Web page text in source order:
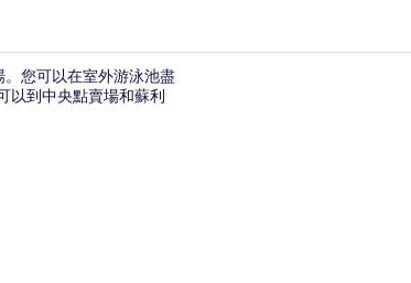
客房, 1 張特大雙人床, 山景 (High Floor) |
您可以在室外游泳池盡
以到中央點賣場和蘇利